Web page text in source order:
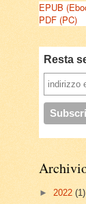
EPUB
PDF (PC)
Resta
► 2022 (1)